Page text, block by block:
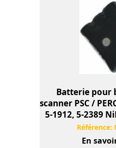
Batterie pour
scanner PSC /
5-1912, 5-2389
Référence:
En